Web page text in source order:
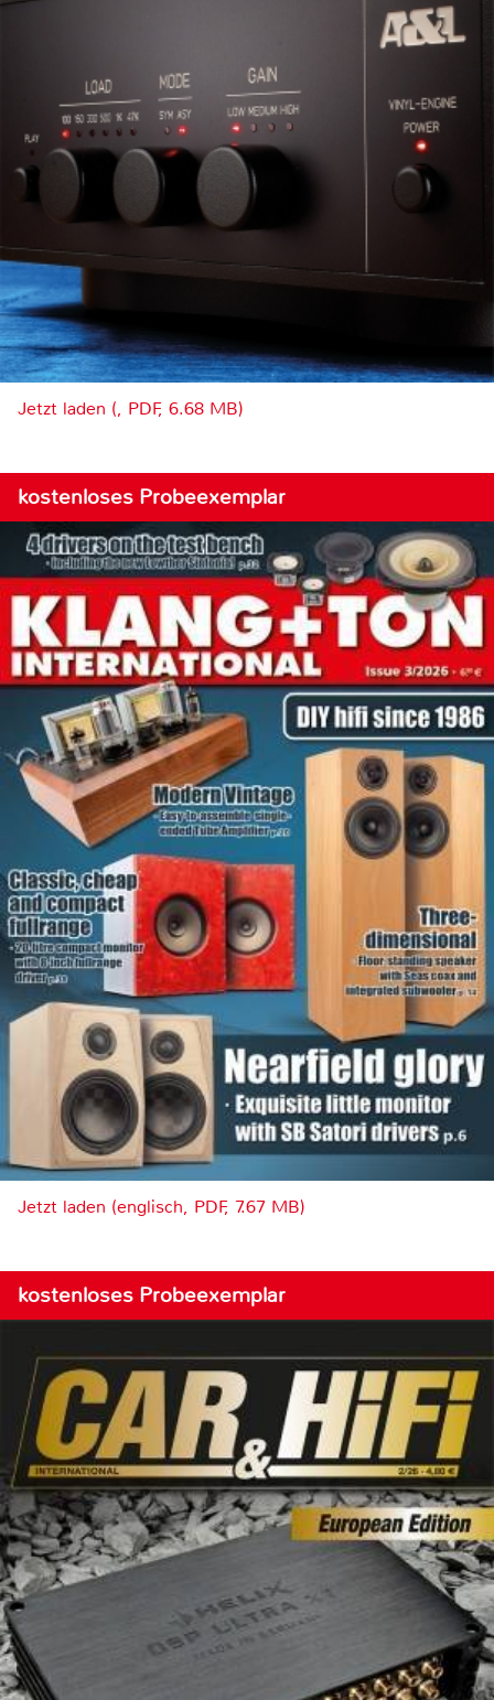
Jetzt laden (, PDF, 6.68 MB)
kostenloses Probeexemplar
Jetzt laden (englisch, PDF, 7.67 MB)
kostenloses Probeexemplar